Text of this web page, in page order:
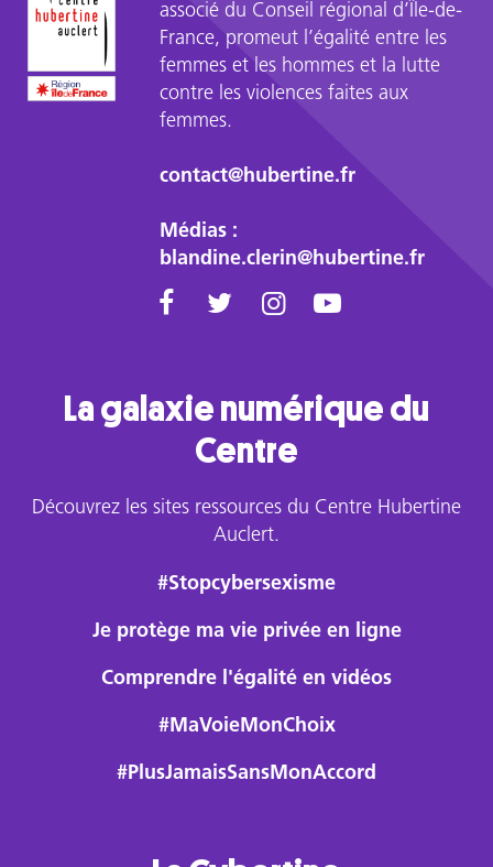
associé du Conseil régional d’Île-de-
France, promeut l’égalité entre les
femmes et les hommes et la lutte
contre les violences faites aux
femmes.
contact@hubertine.fr
Médias :
blandine.clerin@hubertine.fr
La galaxie numérique du
Centre
Découvrez les sites ressources du Centre Hubertine
Auclert.
#Stopcybersexisme
Je protège ma vie privée en ligne
Comprendre l'égalité en vidéos
#MaVoieMonChoix
#PlusJamaisSansMonAccord